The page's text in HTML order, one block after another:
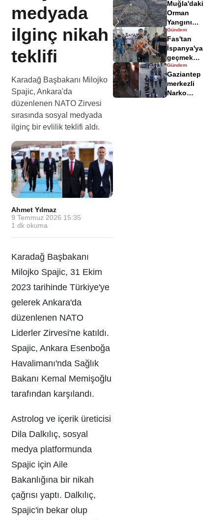
medyada
ilginç nikah
teklifi
Karadağ Başbakanı Milojko
Spajic, Ankara'da
düzenlenen NATO Zirvesi
sırasında sosyal medyada
ilginç bir evlilik teklifi aldı.
Ahmet Yılmaz·
9 Temmuz 2026 15:35 ·
1 dk okuma
Karadağ Başbakanı
Milojko Spajic, 31 Ekim
2023 tarihinde Türkiye'ye
gelerek Ankara'da
düzenlenen NATO
Liderler Zirvesi'ne katıldı.
Spajic, Ankara Esenboğa
Havalimanı'nda Sağlık
Bakanı Kemal Memişoğlu
tarafından karşılandı.
Astrolog ve içerik üreticisi
Dila Dalkılıç, sosyal
medya platformunda
Spajic için Aile
Bakanlığına bir nikah
çağrısı yaptı. Dalkılıç,
Spajic'in bekar olup
yaralandı
Muğla'daki
Orman
Yangını
Sonrası
Zarar Gören
Alanlar
Havadisinde
Gündem
Fas'tan
İspanya'ya
geçmek
isteyen
göçmenler
geri döndü
Gündem
Gaziantep
merkezli
Narko